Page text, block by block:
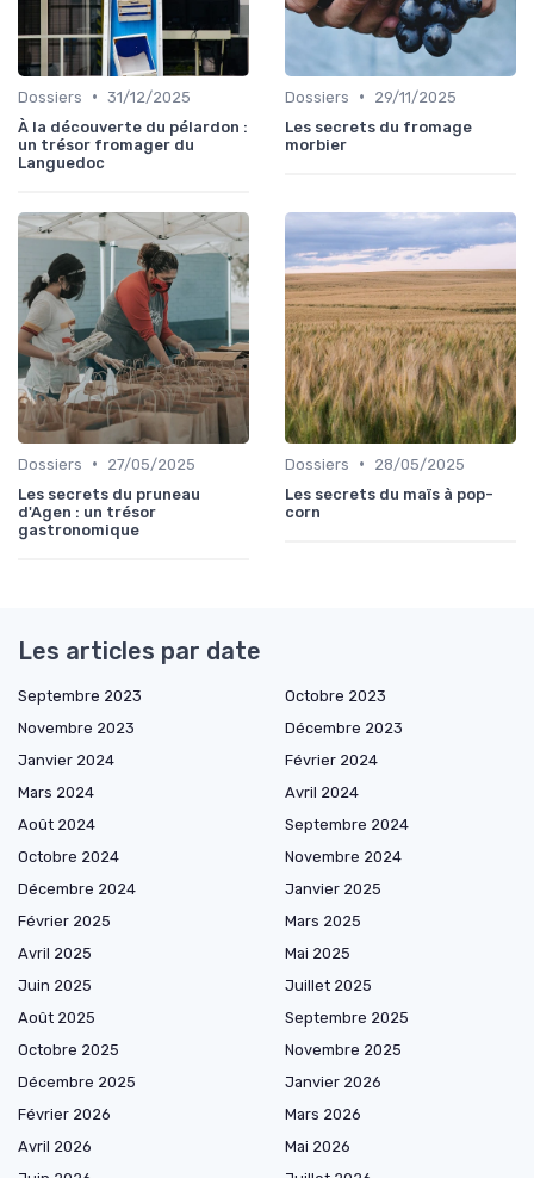
Dossiers • 31/12/2025
À la découverte du pélardon :
un trésor fromager du
Languedoc
Dossiers •
29/11/2025
Les secrets du fromage
morbier
Dossiers •
27/05/2025
Les secrets du pruneau
d'Agen : un trésor
gastronomique
Dossiers •
28/05/2025
Les secrets du maïs à pop-
corn
Les articles par date
Septembre 2023
Octobre 2023
Novembre 2023
Décembre 2023
Janvier 2024
Février 2024
Mars 2024
Avril 2024
Août 2024
Septembre 2024
Octobre 2024
Novembre 2024
Décembre 2024
Janvier 2025
Février 2025
Mars 2025
Avril 2025
Mai 2025
Juin 2025
Juillet 2025
Août 2025
Septembre 2025
Octobre 2025
Novembre 2025
Décembre 2025
Janvier 2026
Février 2026
Mars 2026
Avril 2026
Mai 2026